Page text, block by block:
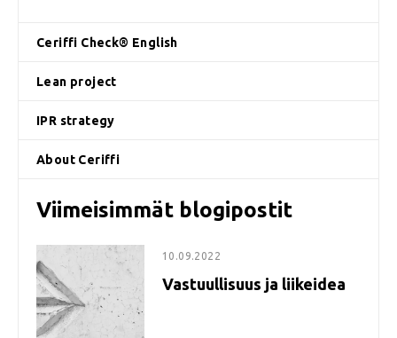
Ceriffi Check® English
Lean project
IPR strategy
About Ceriffi
Viimeisimmät blogipostit
10.09.2022
Vastuullisuus ja liikeidea